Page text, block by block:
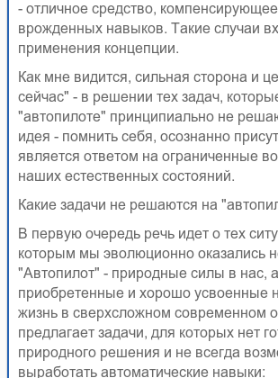
- отличное средство,
врожденных навыков. Такие случаи
применения концепции.
Как мне видится, сильная сторона и
сейчас" - в решении тех задач,
"автопилоте" принципиально не
идея - помнить себя, осознанно
является ответом на ограниченные
наших естественных состояний.
Какие задачи не решаются на
В первую очередь речь идет о тех
которым мы эволюционно оказались
"Автопилот" - природные силы в нас,
приобретенные и хорошо усвоенные
жизнь в сверхсложном современном
предлагает задачи, для которых нет
природного решения и не всегда
выработать автоматические навыки: